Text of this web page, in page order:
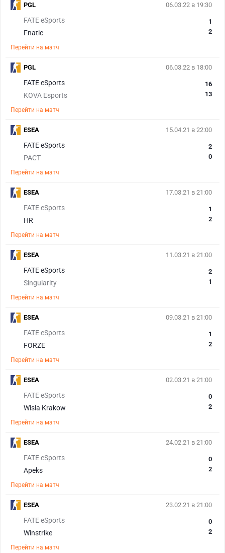
06.03.22 в 19:30
FATE eSports
Fnatic
1
2
Перейти на матч
PGL
06.03.22 в 18:00
FATE eSports
KOVA Esports
16
13
Перейти на матч
PGL
15.04.21 в 22:00
FATE eSports
PACT
2
0
Перейти на матч
ESEA
17.03.21 в 21:00
FATE eSports
HR
1
2
Перейти на матч
ESEA
11.03.21 в 21:00
FATE eSports
Singularity
2
1
Перейти на матч
ESEA
09.03.21 в 21:00
FATE eSports
FORZE
1
2
Перейти на матч
ESEA
02.03.21 в 21:00
FATE eSports
Wisla Krakow
0
2
Перейти на матч
ESEA
24.02.21 в 21:00
FATE eSports
Apeks
0
2
Перейти на матч
ESEA
23.02.21 в 21:00
FATE eSports
Winstrike
0
2
Перейти на матч
ESEA